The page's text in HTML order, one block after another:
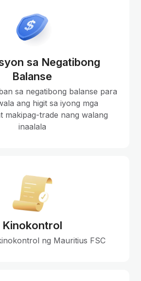
sa Negatibong
Balanse
sa negatibong balanse para
ang higit sa iyong mga
makipag-trade nang walang
inaalala
Kinokontrol
ng Mauritius FSC